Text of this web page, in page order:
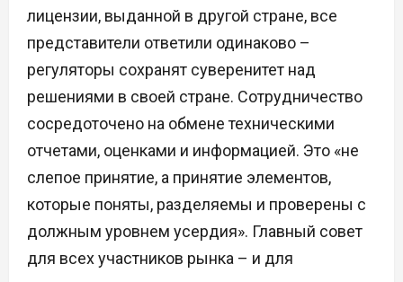
лицензии, выданной в другой стране, все
представители ответили одинаково –
регуляторы сохранят суверенитет над
решениями в своей стране. Сотрудничество
сосредоточено на обмене техническими
отчетами, оценками и информацией. Это «не
слепое принятие, а принятие элементов,
которые поняты, разделяемы и проверены с
должным уровнем усердия». Главный совет
для всех участников рынка – и для